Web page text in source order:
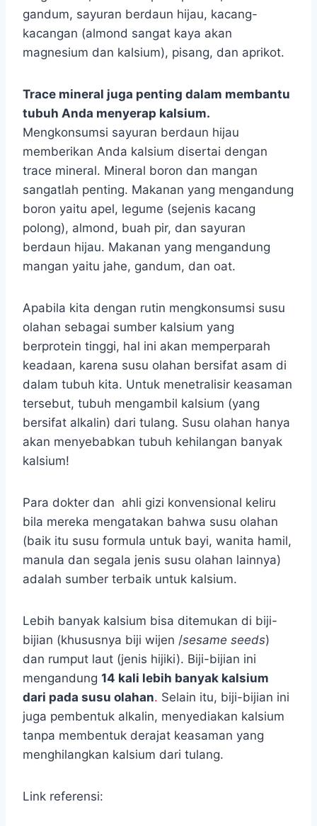
gandum, sayuran berdaun hijau, kacang-
kacangan (almond sangat kaya akan
magnesium dan kalsium), pisang, dan aprikot.
Trace mineral juga penting dalam membantu
tubuh Anda menyerap kalsium.
Mengkonsumsi sayuran berdaun hijau
memberikan Anda kalsium disertai dengan
trace mineral. Mineral boron dan mangan
sangatlah penting. Makanan yang mengandung
boron yaitu apel, legume (sejenis kacang
polong), almond, buah pir, dan sayuran
berdaun hijau. Makanan yang mengandung
mangan yaitu jahe, gandum, dan oat.
Apabila kita dengan rutin mengkonsumsi susu
olahan sebagai sumber kalsium yang
berprotein tinggi, hal ini akan memperparah
keadaan, karena susu olahan bersifat asam di
dalam tubuh kita. Untuk menetralisir keasaman
tersebut, tubuh mengambil kalsium (yang
bersifat alkalin) dari tulang. Susu olahan hanya
akan menyebabkan tubuh kehilangan banyak
kalsium!
Para dokter dan ahli gizi konvensional keliru
bila mereka mengatakan bahwa susu olahan
(baik itu susu formula untuk bayi, wanita hamil,
manula dan segala jenis susu olahan lainnya)
adalah sumber terbaik untuk kalsium.
Lebih banyak kalsium bisa ditemukan di biji-
bijian (khususnya biji wijen /sesame seeds)
dan rumput laut (jenis hijiki). Biji-bijian ini
mengandung 14 kali lebih banyak kalsium
dari pada susu olahan. Selain itu, biji-bijian ini
juga pembentuk alkalin, menyediakan kalsium
tanpa membentuk derajat keasaman yang
menghilangkan kalsium dari tulang.
Link referensi: